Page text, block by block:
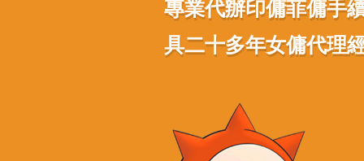
專業代辦印傭菲傭手
具二十多年女傭代理